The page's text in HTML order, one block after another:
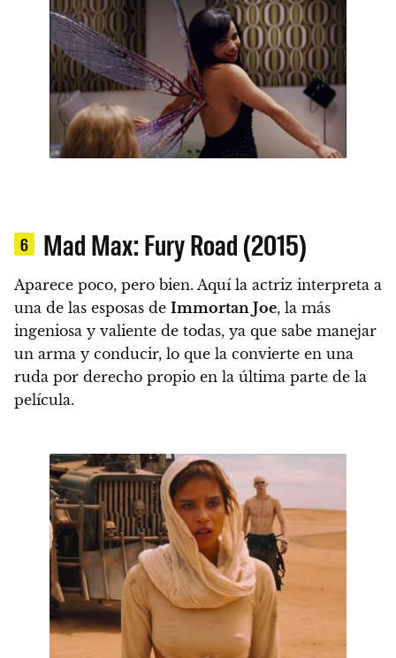
6 Mad Max: Fury Road (2015)
Aparece poco, pero bien. Aquí la actriz interpreta a
una de las esposas de Immortan Joe, la más
ingeniosa y valiente de todas, ya que sabe manejar
un arma y conducir, lo que la convierte en una
ruda por derecho propio en la última parte de la
película.